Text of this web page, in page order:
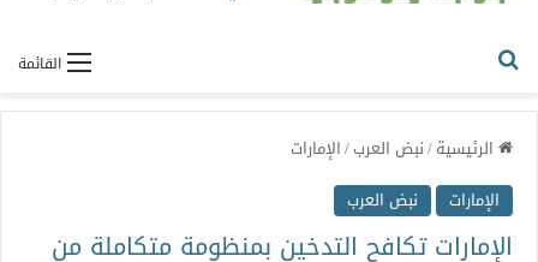
القائمة
الرئيسية/نبض العرب/الإمارات
الإمارات
نبض العرب
الإمارات تكافح التدخين بمنظومة متكاملة من